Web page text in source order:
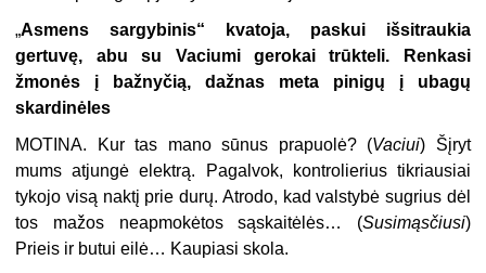
„Asmens sargybinis“ kvatoja, paskui išsitraukia
gertuvę, abu su Vaciumi gerokai trūkteli. Renkasi
žmonės į bažnyčią, dažnas meta pinigų į ubagų
skardinėles
MOTINA.
Kur tas mano sūnus prapuolė? (Vaciui) Šįryt
mums atjungė elektrą. Pagalvok, kontrolierius tikriausiai
tykojo visą naktį prie durų. Atrodo, kad valstybė sugrius dėl
tos mažos neapmokėtos sąskaitėlės… (Susimąsčiusi)
Prieis ir butui eilė… Kaupiasi skola.